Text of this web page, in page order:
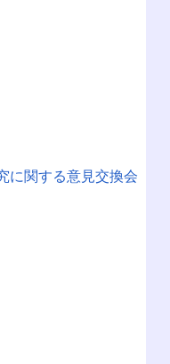
に関する意見交換会